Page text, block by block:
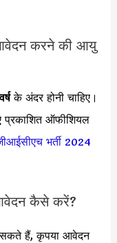
करने की आयु
के अंदर होनी चाहिए।
प्रकाशित ऑफीशियल
भर्ती 2024
कैसे करें?
हैं, कृपया आवेदन